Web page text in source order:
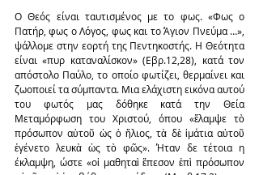
Ο Θεός είναι ταυτισμένος με το φως. «Φως ο
Πατήρ, φως ο Λόγος, φως και το Άγιον Πνεύμα …»,
ψάλλομε στην εορτή της Πεντηκοστής. Η Θεότητα
είναι «πυρ καταναλίσκον» (Εβρ.12,28), κατά τον
απόστολο Παύλο, το οποίο φωτίζει, θερμαίνει και
ζωοποιεί τα σύμπαντα. Μια ελάχιστη εικόνα αυτού
του φωτός μας δόθηκε κατά την Θεία
Μεταμόρφωση του Χριστού, όπου «ἔλαμψε τὸ
πρόσωπον αὐτοῦ ὡς ὁ ἥλιος, τὰ δὲ ἱμάτια αὐτοῦ
ἐγένετο λευκὰ ὡς τὸ φῶς». Ήταν δε τέτοια η
έκλαμψη, ώστε «οἱ μαθηταὶ ἔπεσον ἐπὶ πρόσωπον